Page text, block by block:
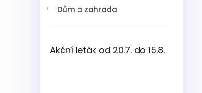
Dům a zahrada
Akční leták od 20.7. do 15.8.